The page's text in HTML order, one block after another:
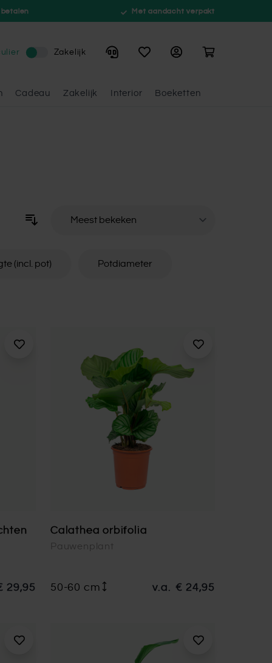
Met aandacht verpakt
Cadeau Zakelijk Interior Boeketten
Zakelijk Winkelwagen
(incl. pot) Potdiameter
29,95
Calathea orbifolia
Pauwenplant
50-60 cm v.a. € 24,95